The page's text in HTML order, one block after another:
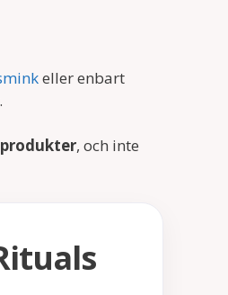
eller enbart
, och inte